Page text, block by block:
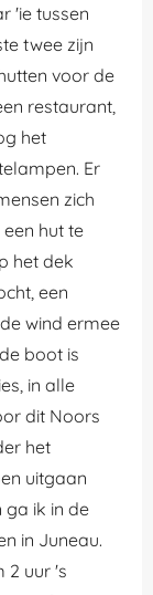
'ie tussen
twee zijn
voor de
restaurant,
het
Er
zich
hut te
het dek
een
wind ermee
boot is
in alle
dit Noors
het
uitgaan
ik in de
in Juneau.
2 uur 's